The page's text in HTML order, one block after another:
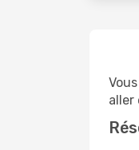
aller